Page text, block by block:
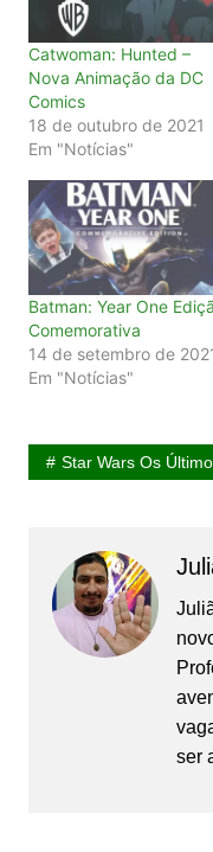
Catwoman: Hunted –
Nova Animação da DC
Comics
18 de outubro de 2021
Em "Notícias"
Batman: Year One
Comemorativa
14 de setembro de
Em "Notícias"
Star Wars Os
ser